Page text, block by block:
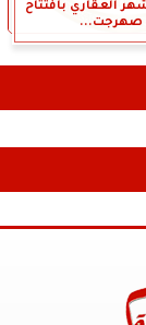
العقاري بافتتاح
صهرجت...